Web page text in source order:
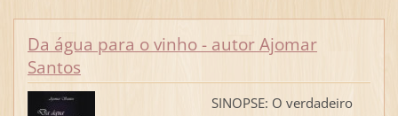
Da água para o vinho - autor Ajomar
Santos
SINOPSE: O verdadeiro